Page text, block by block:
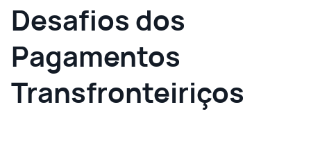
Desafios dos
Pagamentos
Transfronteiriços